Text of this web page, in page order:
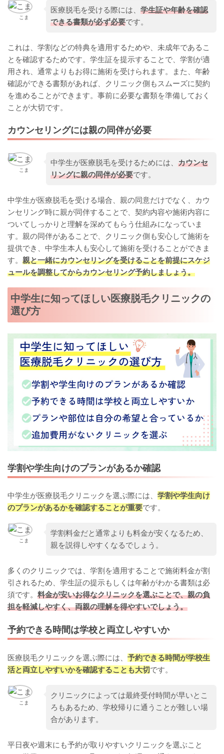
こま
医療脱毛を受ける際には、 学生証や年齢を確認
できる書類が必ず必要です。
これは、学割などの特典を適用するためや、未成年であるこ
とを確認するためです。学生証を提示することで、学割が適
用され、通常よりもお得に施術を受けられます。また、年齢
確認ができる書類があれば、クリニック側もスムーズに契約
を進めることができます。事前に必要な書類を準備しておく
ことが大切です。
カウンセリングには親の同伴が必要
こま
中学生が医療脱毛を受けるためには、 カウンセ
リングに親の同伴が必要です。
中学生が医療脱毛を受ける場合、親の同意だけでなく、カウ
ンセリング時に親が同伴することで、契約内容や施術内容に
ついてしっかりと理解を深めてもらう仕組みになっていま
す。親の同伴があることで、クリニック側も安心して施術を
提供でき、中学生本人も安心して施術を受けることができま
す。 親と一緒にカウンセリングを受けることを前提にスケジ
ュールを調整してからカウンセリング予約しましょう。
中学生に知ってほしい医療脱毛クリニックの
選び方
学割や学生向けのプランがあるか確認
中学生が医療脱毛クリニックを選ぶ際には、 学割や学生向け
のプランがあるかを確認することが重要です。
こま
学割料金だと通常よりも料金が安くなるため、
親を説得しやすくなるでしょう。
多くのクリニックでは、学割を適用することで施術料金が割
引されるため、学生証の提示もしくは年齢がわかる書類は必
須です。 料金が安いお得なクリニックを選ぶことで、親の負
担を軽減しやすく、両親の理解を得やすいでしょう。
予約できる時間は学校と両立しやすいか
医療脱毛クリニックを選ぶ際には、 予約できる時間が学校生
活と両立しやすいかを確認することも大切です。
こま
クリニックによっては最終受付時間が早いとこ
ろもあるため、学校帰りに通うことが難しい場
合があります。
平日夜や週末にも予約が取りやすいクリニックを選ぶこと